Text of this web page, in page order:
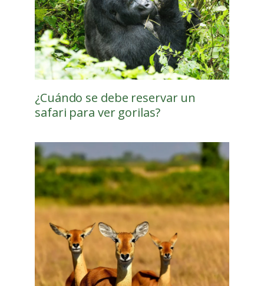
¿Cuándo se debe reservar un
safari para ver gorilas?